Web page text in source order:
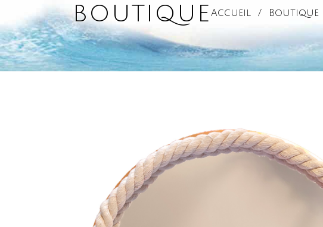
BOUTIQUE Accueil / Boutique